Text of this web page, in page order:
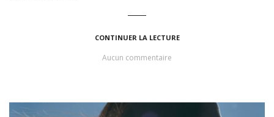
CONTINUER LA LECTURE
Aucun commentaire